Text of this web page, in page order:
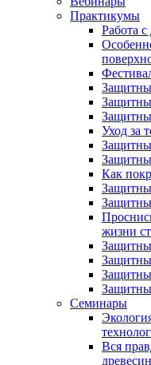
Практикумы
Работа
Уход за
Как
жизни
Семинары
Вся